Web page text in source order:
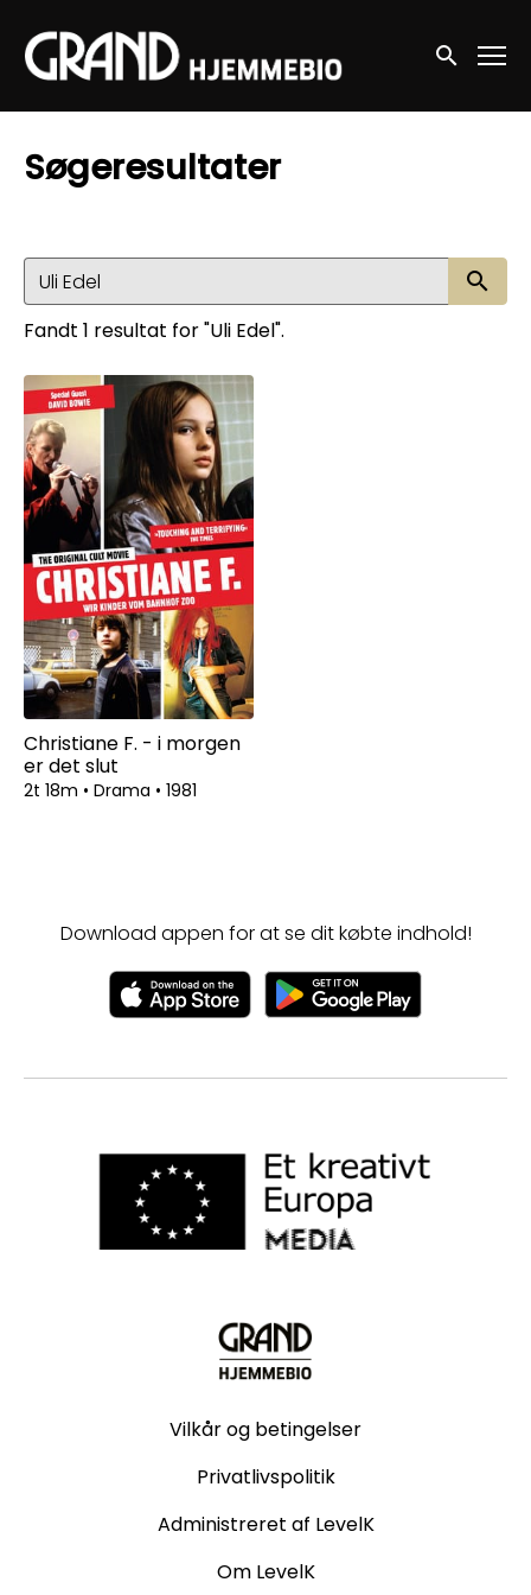
Accessibility Links
Søg nu
Søgeresultater
Fandt 1 resultat for "Uli Edel".
Christiane F. - i morgen
er det slut
2t 18m • Drama • 1981
Download appen for at se dit købte indhold!
Vilkår og betingelser
Privatlivspolitik
Administreret af LevelK
Om LevelK